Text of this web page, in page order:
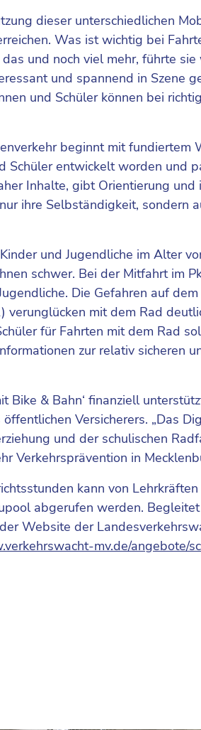
dieser unterschiedlichen
Was ist wichtig bei
und noch viel mehr, führte
und spannend in Szene
und Schüler können bei
beginnt mit fundiertem
entwickelt worden und
Inhalte, gibt Orientierung und
ihre Selbständigkeit, sondern
und Jugendliche im Alter
schwer. Bei der Mitfahrt im
Die Gefahren auf
mit dem Rad
für Fahrten mit dem Rad
zur relativ sicheren
Bike & Bahn‘ finanziell
Versicherers. „Das
und der schulischen
Verkehrsprävention in
kann von
abgerufen werden.
Website der
mv.de/angebote/